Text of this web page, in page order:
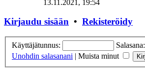
13.11.2021, 19:54
Kirjaudu sisään • Rekisteröidy
Käyttäjätunnus:
Salasana:
Unohdin salasanani | Muista minut